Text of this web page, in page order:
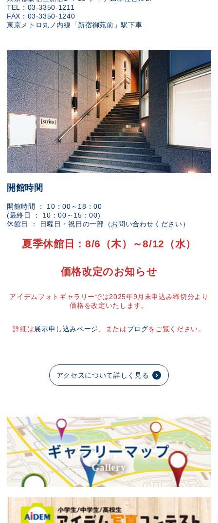
TEL：03-3350-1211
FAX：03-3350-1240
東京メトロ丸ノ内線「新宿御苑前」駅下車
開館時間
開館時間 ： 10：00～18：00
(最終日 ： 10：00～15：00)
休館日 ： 日曜日・祝日の一部（お問い合わせください）
夏季休館日：8/6（木）～8/12（水）
価格改定のお知らせ
アイデムフォトギャラリーでは2025年9月末申込み締切分より
価格を改定いたします。
詳細は展示申し込みページ 、またはブログをご覧ください。
アクセスについて詳しく見る